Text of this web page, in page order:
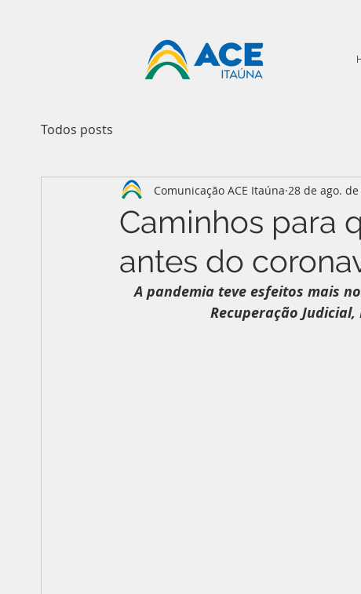
Todos posts
Caminhos para
antes do
Comunicação ACE Itaúna 28 de ago.
A pandemia teve esfeitos mais
Recuperação